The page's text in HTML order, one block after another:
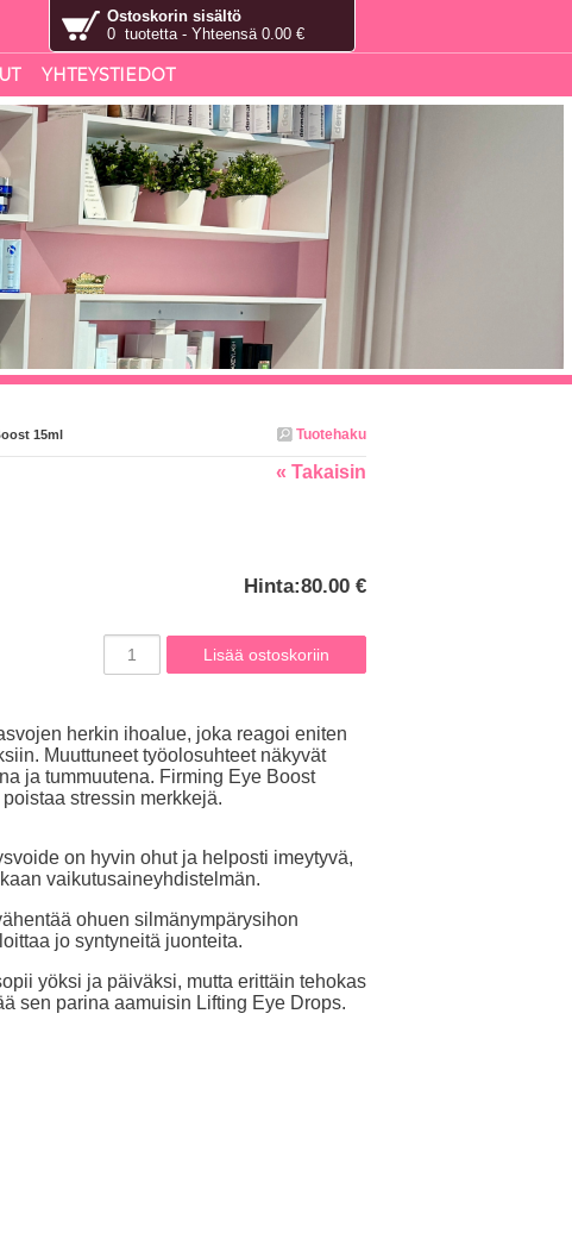
Ostoskorin sisältö
0 tuotetta - Yhteensä 0.00 €
YHTEYSTIEDOT
Tuotehaku
15ml
« Takaisin
Hinta:80.00 €
herkin ihoalue, joka reagoi eniten
Muuttuneet työolosuhteet näkyvät
ja tummuutena. Firming Eye Boost
stressin merkkejä.
on hyvin ohut ja helposti imeytyvä,
vaikutusaineyhdistelmän.
ohuen silmänympärysihon
jo syntyneitä juonteita.
yöksi ja päiväksi, mutta erittäin tehokas
sen parina aamuisin Lifting Eye Drops.